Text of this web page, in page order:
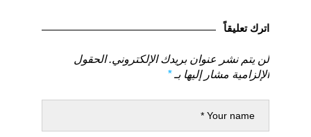
السابق
اترك تعليقاً
لن يتم نشر عنوان بريدك الإلكتروني. الحقول
الإلزامية مشار إليها بـ*